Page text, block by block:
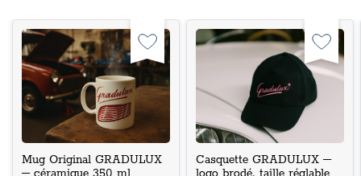
Mug Original GRADULUX
Casquette GRADULUX –